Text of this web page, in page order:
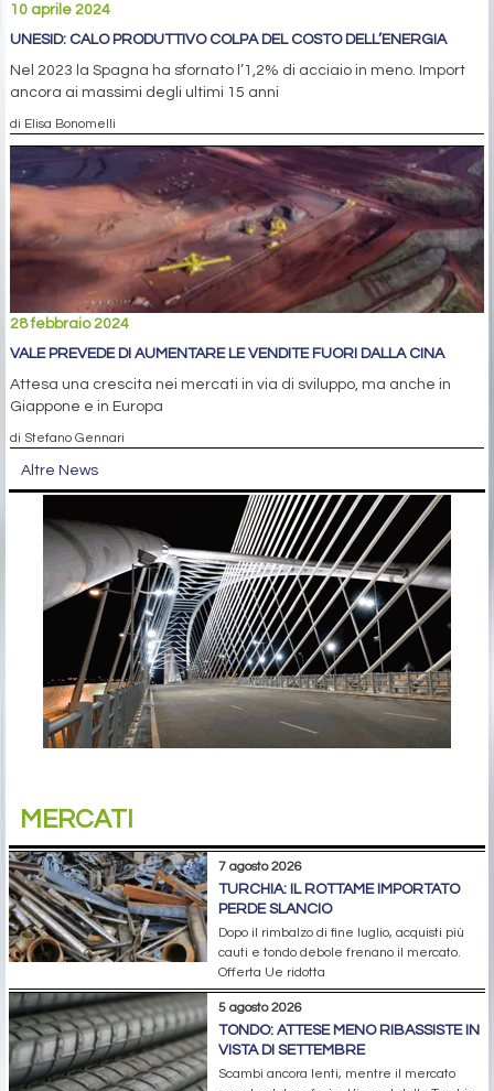
10 aprile 2024
UNESID: CALO PRODUTTIVO COLPA DEL COSTO DELL’ENERGIA
Nel 2023 la Spagna ha sfornato l’1,2% di acciaio in meno. Import
ancora ai massimi degli ultimi 15 anni
di Elisa Bonomelli
28 febbraio 2024
VALE PREVEDE DI AUMENTARE LE VENDITE FUORI DALLA CINA
Attesa una crescita nei mercati in via di sviluppo, ma anche in
Giappone e in Europa
di Stefano Gennari
Altre News
MERCATI
7 agosto 2026
TURCHIA: IL ROTTAME IMPORTATO
PERDE SLANCIO
Dopo il rimbalzo di fine luglio, acquisti più
cauti e tondo debole frenano il mercato.
Offerta Ue ridotta
5 agosto 2026
TONDO: ATTESE MENO RIBASSISTE IN
VISTA DI SETTEMBRE
Scambi ancora lenti, mentre il mercato